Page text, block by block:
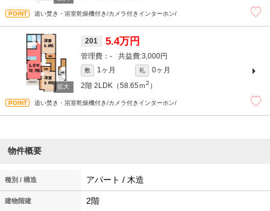
追い焚き・浴室乾燥機付き/カメラ付きインターホン/
201 5.4万円
- 3,000円
敷 1ヶ月 礼
0ヶ月
2階 2LDK（58.65ｍ2 ）
追い焚き・浴室乾燥機付き/カメラ付きインターホン/
物件概要
種別 / 構造 アパート / 木造
建物階建 2階